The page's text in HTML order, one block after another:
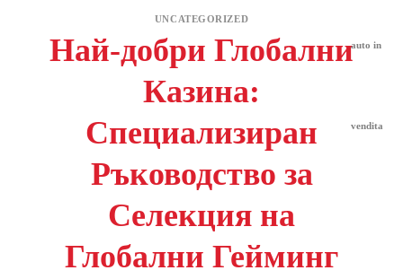
UNCATEGORIZED
Най-добри Глобални
Казина:
Специализиран
Ръководство за
Селекция на
Глобални Гейминг